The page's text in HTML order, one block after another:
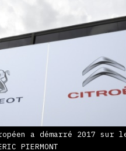
a démarré 2017 sur
PIERMONT